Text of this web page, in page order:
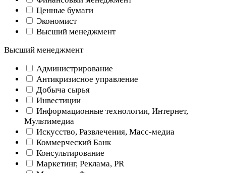
Ценные бумаги
Экономист
Высший менеджмент
Высший менеджмент
Администрирование
Антикризисное управление
Добыча cырья
Инвестиции
Информационные технологии, Интернет,
Мультимедиа
Искусство, Развлечения, Масс-медиа
Коммерческий Банк
Консультирование
Маркетинг, Реклама, PR